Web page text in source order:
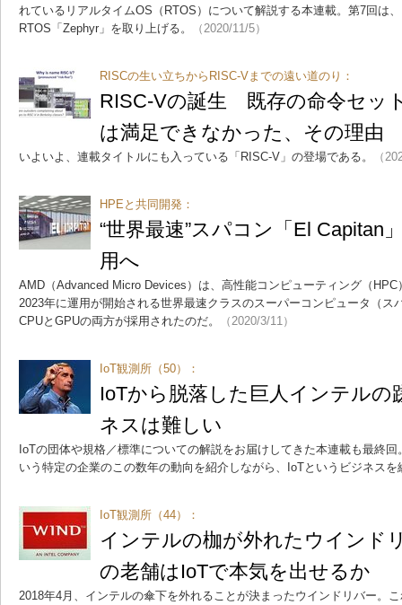
れているリアルタイムOS（RTOS）について解説する本連載。第7回は
RTOS「Zephyr」を取り上げる。
（2020/11/5）
RISCの生い立ちからRISC-Vまでの遠い道のり：
RISC-Vの誕生 既存の命令セッ
は満足できなかった、その理由
いよいよ、連載タイトルにも入っている「RISC-V」の登場である。 （
HPEと共同開発：
“世界最速”スパコン「El Capitan
用へ
AMD（Advanced Micro Devices）は、高性能コンピューティング（
2023年に運用が開始される世界最速クラスのスーパーコンピュータ（ス
CPUとGPUの両方が採用されたのだ。
（2020/3/11）
IoT観測所（50）：
IoTから脱落した巨人インテルの
ネスは難しい
IoTの団体や規格／標準についての解説をお届けしてきた本連載も最終
いう特定の企業のこの数年の動向を紹介しながら、IoTというビジネスを
IoT観測所（44）：
インテルの枷が外れたウインド
の老舗はIoTで本気を出せるか
2018年4月、インテルの傘下を外れることが決まったウインドリバー。